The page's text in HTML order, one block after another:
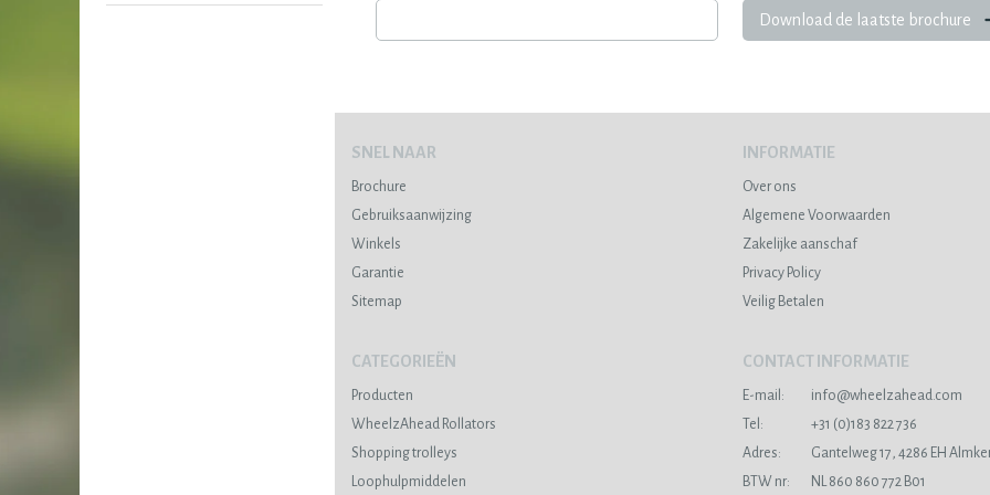
Download de laatste brochure
SNEL NAAR
Brochure
Gebruiksaanwijzing
Winkels
Garantie
Sitemap
INFORMATIE
Over ons
Algemene Voorwaarden
Zakelijke aanschaf
Privacy Policy
Veilig Betalen
CATEGORIEËN
Producten
WheelzAhead Rollators
Shopping trolleys
Loophulpmiddelen
CONTACT INFORMATIE
E-mail:
info@wheelzahead.com
Tel:
+31 (0)183 822 736
Adres:
Gantelweg 17, 4286 EH
BTW nr:
NL 860 860 772 B01